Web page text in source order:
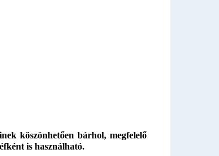
köszönhetően bárhol, megfelelő
is használható.